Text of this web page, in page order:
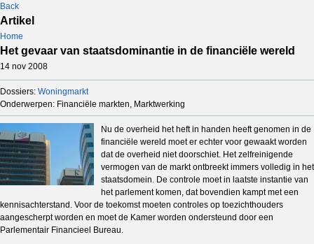
Back
Artikel
Home
Het gevaar van staatsdominantie in de financiële wereld
14 nov 2008
Dossiers: Woningmarkt
Onderwerpen: Financiële markten, Marktwerking
Nu de overheid het heft in handen heeft genomen in de
financiële wereld moet er echter voor gewaakt worden
dat de overheid niet doorschiet. Het zelfreinigende
vermogen van de markt ontbreekt immers volledig in het
staatsdomein. De controle moet in laatste instantie van
het parlement komen, dat bovendien kampt met een
kennisachterstand. Voor de toekomst moeten controles op toezichthouders
aangescherpt worden en moet de Kamer worden ondersteund door een
Parlementair Financieel Bureau.